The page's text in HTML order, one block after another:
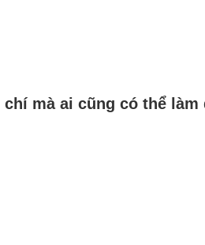
mà ai cũng có thể